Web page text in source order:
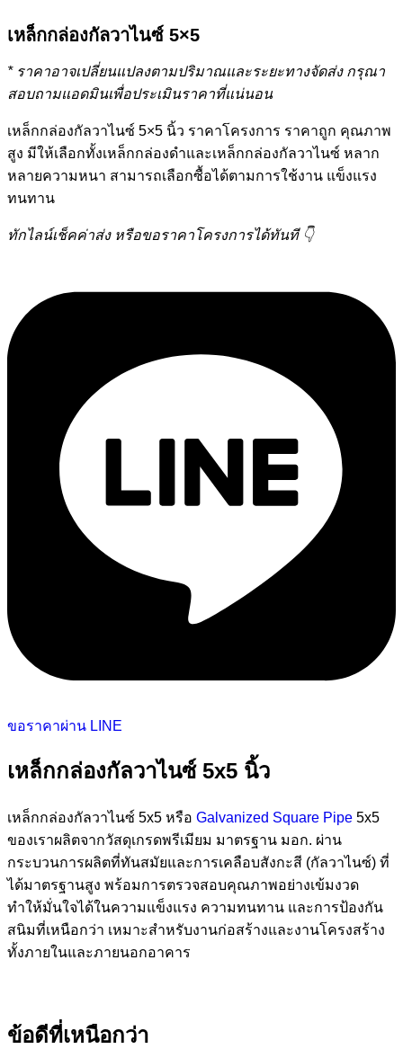
เหล็กกล่องกัลวาไนซ์ 5×5
* ราคาอาจเปลี่ยนแปลงตามปริมาณและระยะทางจัดส่ง กรุณา
สอบถามแอดมินเพื่อประเมินราคาที่แน่นอน
เหล็กกล่องกัลวาไนซ์ 5×5 นิ้ว ราคาโครงการ ราคาถูก คุณภาพ
สูง มีให้เลือกทั้งเหล็กกล่องดำและเหล็กกล่องกัลวาไนซ์ หลาก
หลายความหนา สามารถเลือกซื้อได้ตามการใช้งาน แข็งแรง
ทนทาน
ทักไลน์เช็คค่าส่ง หรือขอราคาโครงการได้ทันที 👇
ขอราคาผ่าน LINE
เหล็กกล่องกัลวาไนซ์ 5x5 นิ้ว
เหล็กกล่องกัลวาไนซ์ 5x5 หรือ Galvanized Square Pipe 5x5
ของเราผลิตจากวัสดุเกรดพรีเมียม มาตรฐาน มอก. ผ่าน
กระบวนการผลิตที่ทันสมัยและการเคลือบสังกะสี (กัลวาไนซ์) ที่
ได้มาตรฐานสูง พร้อมการตรวจสอบคุณภาพอย่างเข้มงวด
ทำให้มั่นใจได้ในความแข็งแรง ความทนทาน และการป้องกัน
สนิมที่เหนือกว่า เหมาะสำหรับงานก่อสร้างและงานโครงสร้าง
ทั้งภายในและภายนอกอาคาร
ข้อดีที่เหนือกว่า